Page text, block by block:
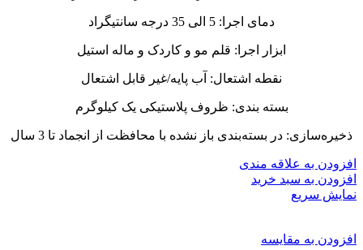
دمای اجرا: 5 الی 35 درجه سانتیگراد
ابزار اجرا: قلم مو و کاردک و ماله استیل
نقطه اشتعال: آب پایه/غیر قابل اشتعال
بسته بندی: ظروف پلاستیکی یک کیلوگرم
ذخیره‌سازی: در بسته‌بندی باز نشده با محافظت از انجماد تا 3 سال
افزودن به علاقه مندی
افزودن به سبد خرید
نمایش سریع
افزودن به مقایسه